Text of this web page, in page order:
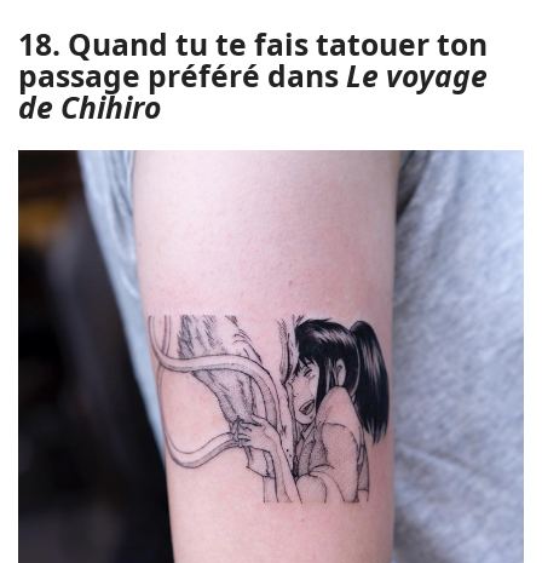
18. Quand tu te fais tatouer ton
passage préféré dansLe voyage
de Chihiro